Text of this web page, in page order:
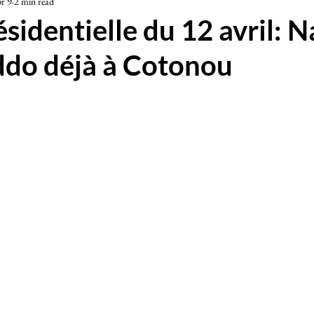
du 12 avril:
déjà à Cotonou